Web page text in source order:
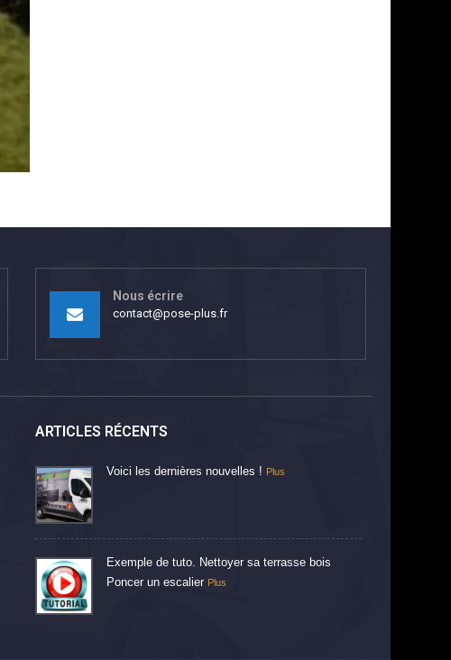
Nous écrire
contact@pose-plus.fr
ARTICLES RÉCENTS
Voici les dernières nouvelles ! Plus
Exemple de tuto. Nettoyer sa terrasse bois
Poncer un escalier Plus